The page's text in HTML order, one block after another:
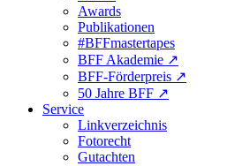
Awards
Publikationen
#BFFmastertapes
BFF Akademie ↗︎
BFF-Förderpreis ↗︎
50 Jahre BFF ↗︎
Service
Linkverzeichnis
Fotorecht
Gutachten